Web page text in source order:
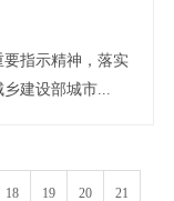
指示精神，落实
建设部城市...
18 19 20 21